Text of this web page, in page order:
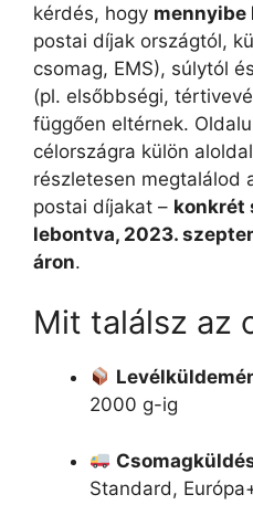
kérdés, hogy mennyibe
postai díjak országtól,
csomag, EMS), súlytól
(pl. elsőbbségi,
függően eltérnek.
célországra külön
részletesen megtalálod
postai díjakat – konkrét
lebontva, 2023.
áron.
Mit találsz az
2000 g-ig
Standard,